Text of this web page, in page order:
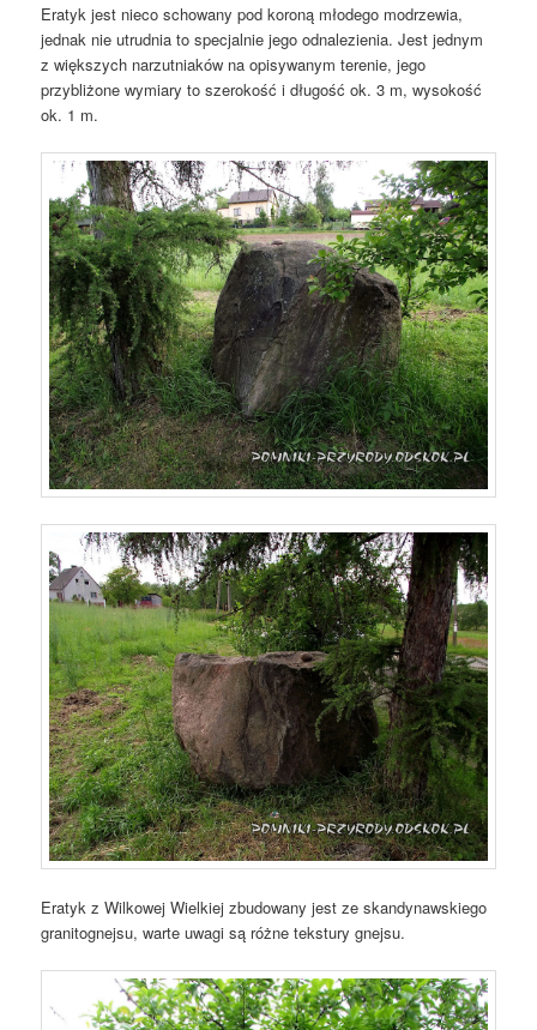
Eratyk jest nieco schowany pod koroną młodego modrzewia,
jednak nie utrudnia to specjalnie jego odnalezienia. Jest jednym
z większych narzutniaków na opisywanym terenie, jego
przybliżone wymiary to szerokość i długość ok. 3 m, wysokość
ok. 1 m.
Eratyk z Wilkowej Wielkiej zbudowany jest ze skandynawskiego
granitognejsu, warte uwagi są różne tekstury gnejsu.